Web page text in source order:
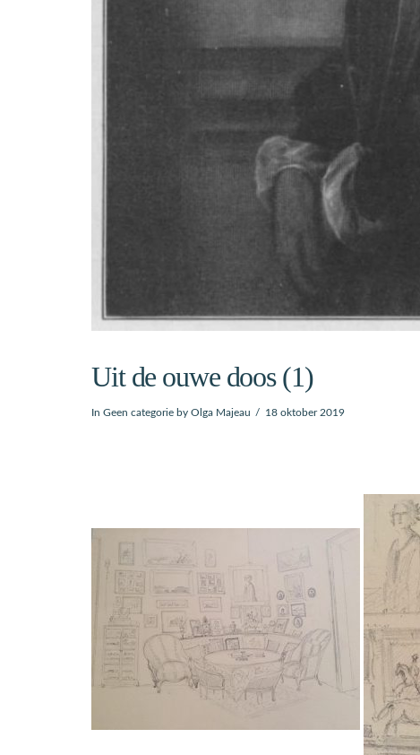
Uit de ouwe doos (1)
In Geen categorie by Olga Majeau 18 oktober 2019